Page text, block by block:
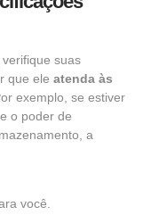
, verifique suas
que ele atenda às
exemplo, se estiver
o poder de
a
você.